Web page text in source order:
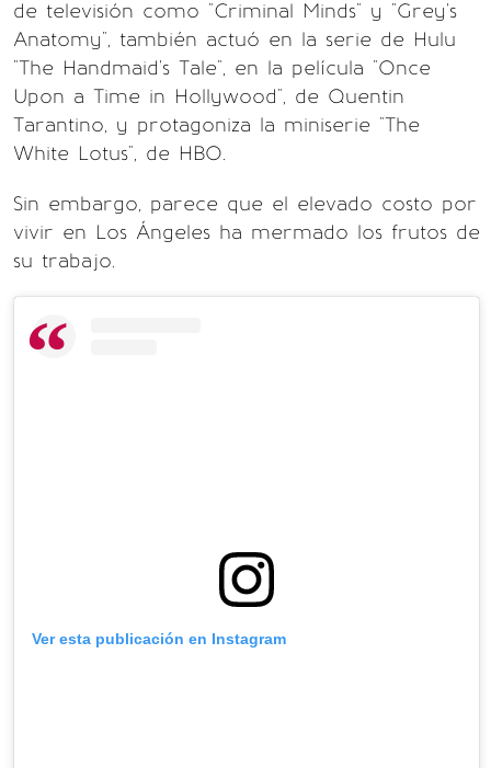
de televisión como "Criminal Minds" y "Grey's
Anatomy", también actuó en la serie de Hulu
"The Handmaid's Tale", en la película "Once
Upon a Time in Hollywood", de Quentin
Tarantino, y protagoniza la miniserie "The
White Lotus", de HBO.
Sin embargo, parece que el elevado costo por
vivir en Los Ángeles ha mermado los frutos de
su trabajo.
Ver esta publicación en Instagram